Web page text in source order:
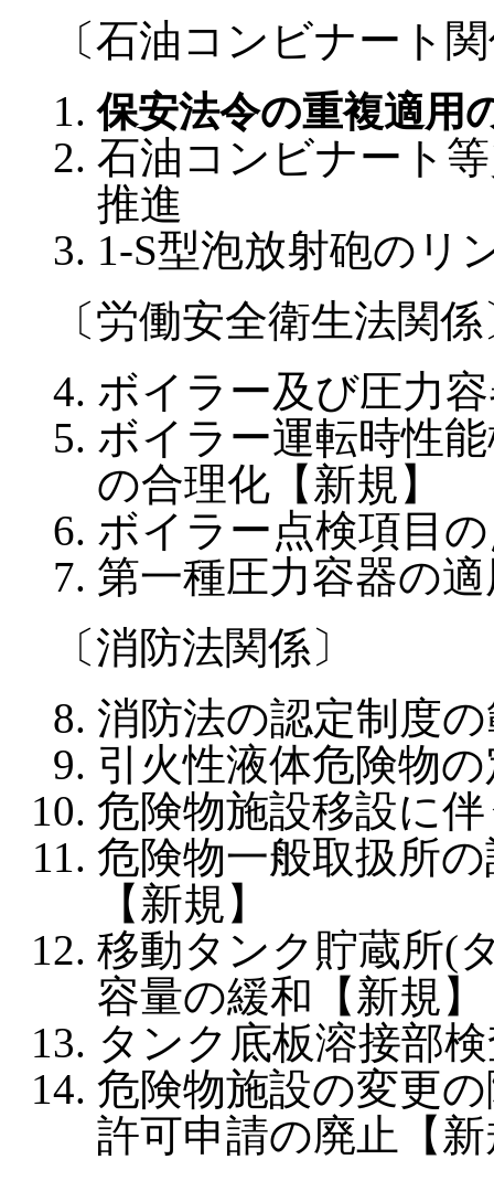
〔石油コンビナート
保安法令の重複適用
石油コンビナート
推進
1-S型泡放射砲のリ
〔労働安全衛生法関
ボイラー及び圧力
ボイラー運転時性
の合理化【新規】
ボイラー点検項目
第一種圧力容器の
〔消防法関係〕
消防法の認定制度
引火性液体危険物
危険物施設移設に
危険物一般取扱所
【新規】
移動タンク貯蔵所(
容量の緩和【新規】
タンク底板溶接部
危険物施設の変更
許可申請の廃止【